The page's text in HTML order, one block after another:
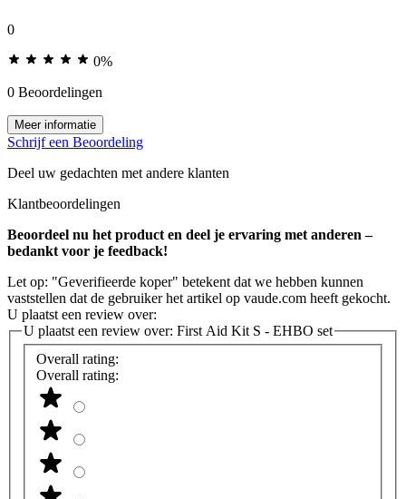
0
0%
0 Beoordelingen
Meer informatie
Schrijf een Beoordeling
Deel uw gedachten met andere klanten
Klantbeoordelingen
Beoordeel nu het product en deel je ervaring met anderen –
bedankt voor je feedback!
Let op: "Geverifieerde koper" betekent dat we hebben kunnen
vaststellen dat de gebruiker het artikel op vaude.com heeft gekocht.
U plaatst een review over:
U plaatst een review over: First Aid Kit S - EHBO set
Overall rating:
Overall rating: